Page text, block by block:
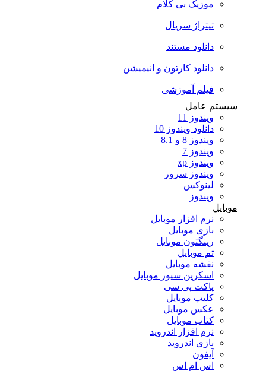
موزیک بی کلام
تیتراژ سریال
دانلود مستند
دانلود کارتون و انیمیشن
فیلم آموزشی
سیستم عامل
ویندوز 11
دانلود ویندوز 10
ویندوز 8 و 8.1
ویندوز 7
ویندوز xp
ویندوز سرور
لینوکس
ویندوز
موبایل
نرم افزار موبایل
بازی موبایل
رینگتون موبایل
تم موبایل
نقشه موبایل
اسکرین سیور موبایل
پاکت پی سی
کلیپ موبایل
عکس موبایل
کتاب موبایل
نرم افزار اندروید
بازی اندروید
آیفون
اس ام اس